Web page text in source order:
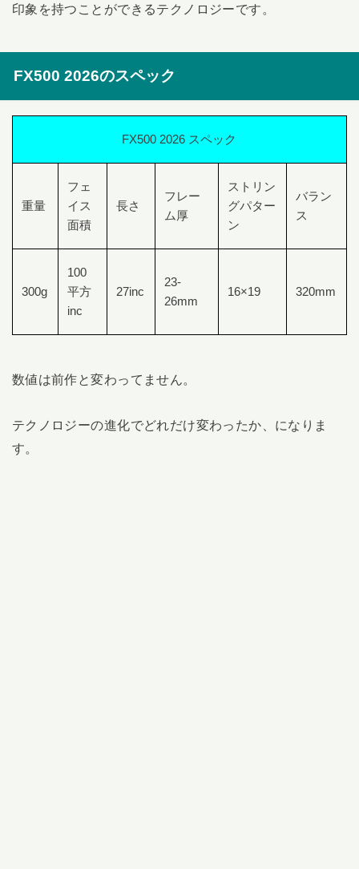
印象を持つことができるテクノロジーです。
FX500 2026のスペック
FX500 2026 スペック
重量
フェ
イス
面積
長さ
フレー
ム厚
ストリン
グパター
ン
バラン
ス
300g
100
平方
inc
27inc
23-
26mm
16×19 320mm
数値は前作と変わってません。
テクノロジーの進化でどれだけ変わったか、になりま
す。